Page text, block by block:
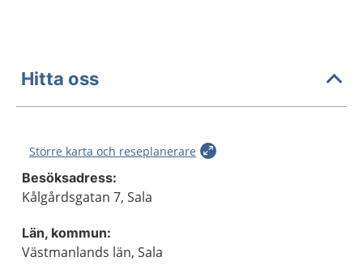
Hitta oss
Större karta och reseplanerare
Besöksadress:
Kålgårdsgatan 7, Sala
Län, kommun:
Västmanlands län, Sala